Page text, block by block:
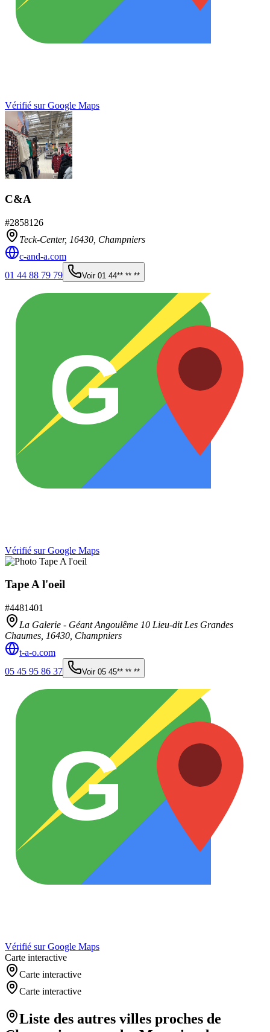
Vérifié sur Google Maps
C&A
#2858126
Teck-Center, 16430 Champniers
c-and-a.com
01 44 88 79 79
Voir 01 44** ** **
G
Vérifié sur Google Maps
Tape A l'oeil
#4481401
La Galerie - Géant Angoulême 10 Lieu-dit Les Grandes
Chaumes, 16430 Champniers
t-a-o.com
05 45 95 86 37
Voir 05 45** ** **
G
Vérifié sur Google Maps
Carte interactive
Carte interactive
Carte interactive
Liste des autres villes proches de